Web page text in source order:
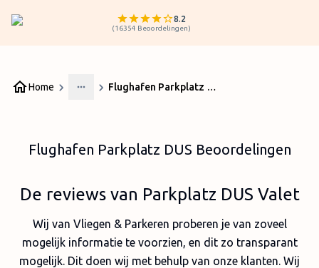
8.2
(16354 Beoordelingen)
Home
More
Flughafen Parkplatz DUS Beoordelingen
Flughafen Parkplatz DUS Beoordelingen
De reviews van Parkplatz DUS Valet
Wij van Vliegen & Parkeren proberen je van zoveel
mogelijk informatie te voorzien, en dit zo transparant
mogelijk. Dit doen wij met behulp van onze klanten. Wij